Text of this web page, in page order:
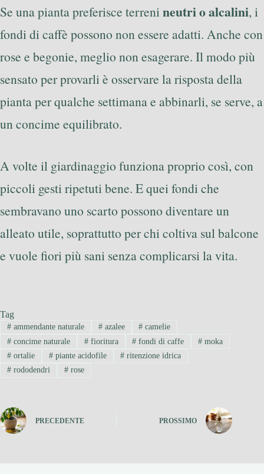
Se una pianta preferisce terrenineutri o alcalini, i
fondi di caffè possono non essere adatti. Anche con
rose e begonie, meglio non esagerare. Il modo più
sensato per provarli è osservare la risposta della
pianta per qualche settimana e abbinarli, se serve, a
un concime equilibrato.
A volte il giardinaggio funziona proprio così, con
piccoli gesti ripetuti bene. E quei fondi che
sembravano uno scarto possono diventare un
alleato utile, soprattutto per chi coltiva sul balcone
e vuole fiori più sani senza complicarsi la vita.
Tag
#ammendante naturale #azalee # camelie
#concime naturale #fioritura # fondi di caffe # moka
#ortalie #piante acidofile # ritenzione idrica
#rododendri #rose
PRECEDENTE PROSSIMO